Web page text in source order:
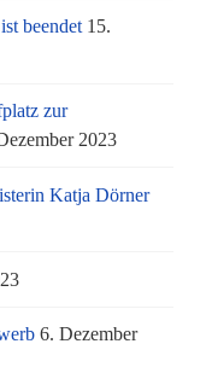
beendet 15.
zur
2023
Katja Dörner
6. Dezember